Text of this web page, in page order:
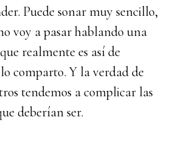
Puede sonar muy sencillo,
voy a pasar hablando una
realmente es así de
comparto. Y la verdad de
tendemos a complicar las
deberían ser.